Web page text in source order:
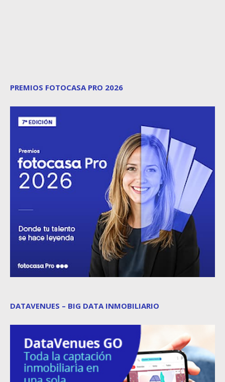
PREMIOS FOTOCASA PRO 2026
DATAVENUES – BIG DATA INMOBILIARIO